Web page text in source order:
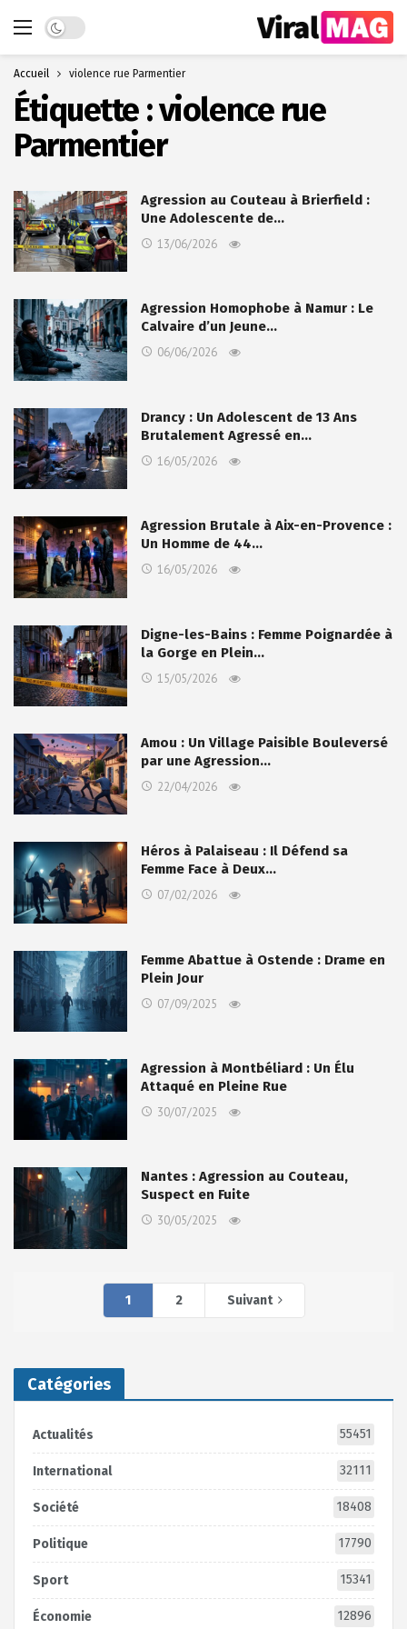
Dark mode
Accueil violence rue Parmentier
Étiquette :violence rue
Parmentier
Agression au Couteau à Brierfield :
Une Adolescente de…
13/06/2026
Agression Homophobe à Namur : Le
Calvaire d’un Jeune…
06/06/2026
Drancy : Un Adolescent de 13 Ans
Brutalement Agressé en…
16/05/2026
Agression Brutale à Aix-en-Provence :
Un Homme de 44…
16/05/2026
Digne-les-Bains : Femme Poignardée à
la Gorge en Plein…
15/05/2026
Amou : Un Village Paisible Bouleversé
par une Agression…
22/04/2026
Héros à Palaiseau : Il Défend sa
Femme Face à Deux…
07/02/2026
Femme Abattue à Ostende : Drame en
Plein Jour
07/09/2025
Agression à Montbéliard : Un Élu
Attaqué en Pleine Rue
30/07/2025
Nantes : Agression au Couteau,
Suspect en Fuite
30/05/2025
1 2 Suivant
Catégories
Actualités 55451
International 32111
Société 18408
Politique 17790
Sport 15341
Économie 12896